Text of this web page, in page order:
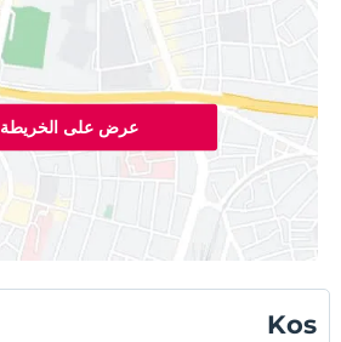
عرض على الخريطة
Kos